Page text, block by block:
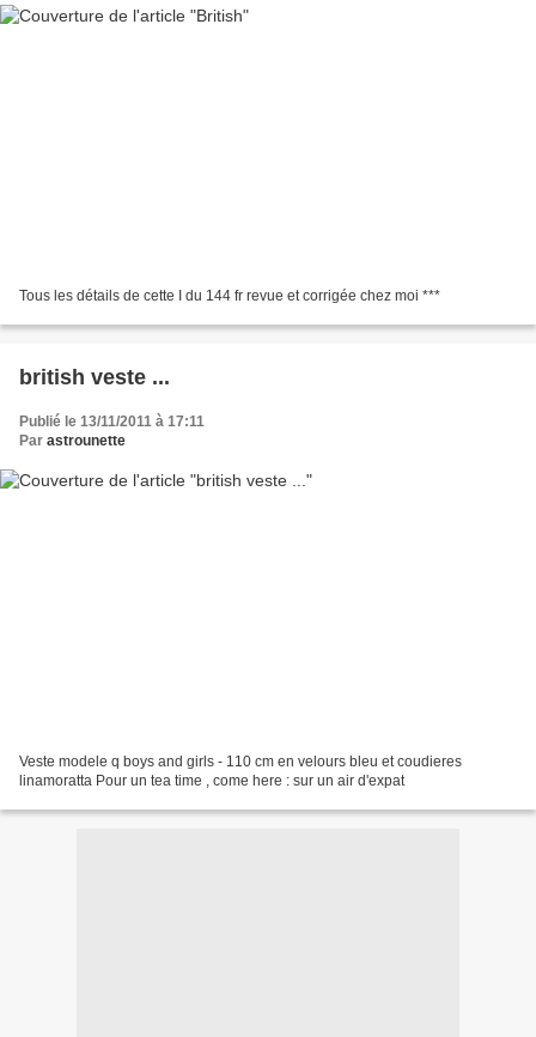
Tous les détails de cette I du 144 fr revue et corrigée chez moi ***
british veste ...
Publié le 13/11/2011 à 17:11
Par astrounette
Veste modele q boys and girls - 110 cm en velours bleu et coudieres
linamoratta Pour un tea time , come here : sur un air d'expat